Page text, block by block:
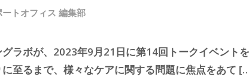
トオフィス 編集部
ラボが、2023年9月21日に第14回トークイベント
至るまで、様々なケアに関する問題に焦点をあて